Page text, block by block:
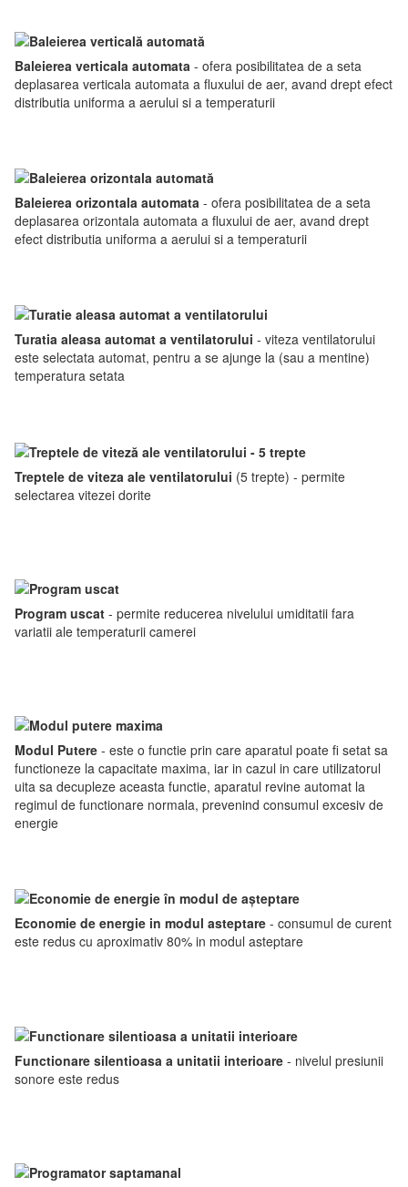
Baleierea verticala automata - ofera posibilitatea de a seta
deplasarea verticala automata a fluxului de aer, avand drept efect
distributia uniforma a aerului si a temperaturii
Baleierea orizontala automata - ofera posibilitatea de a seta
deplasarea orizontala automata a fluxului de aer, avand drept
efect distributia uniforma a aerului si a temperaturii
Turatia aleasa automat a ventilatorului - viteza ventilatorului
este selectata automat, pentru a se ajunge la (sau a mentine)
temperatura setata
Treptele de viteza ale ventilatorului (5 trepte) - permite
selectarea vitezei dorite
Program uscat - permite reducerea nivelului umiditatii fara
variatii ale temperaturii camerei
Modul Putere - este o functie prin care aparatul poate fi setat sa
functioneze la capacitate maxima, iar in cazul in care utilizatorul
uita sa decupleze aceasta functie, aparatul revine automat la
regimul de functionare normala, prevenind consumul excesiv de
energie
Economie de energie in modul asteptare - consumul de curent
este redus cu aproximativ 80% in modul asteptare
Functionare silentioasa a unitatii interioare - nivelul presiunii
sonore este redus